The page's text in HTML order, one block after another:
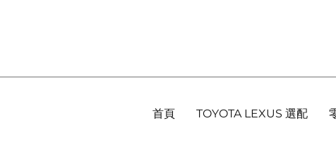
首頁 TOYOTA LEXUS 選配